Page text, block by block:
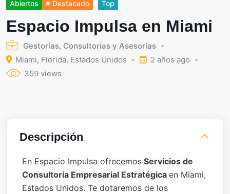
Abiertos Destacado Top
Espacio Impulsa en Miami
Gestorías, Consultorías y Asesorías
Miami, Florida, Estados Unidos
2 años ago
359 views
Descripción
En Espacio Impulsa ofrecemos Servicios de
Consultoría Empresarial Estratégica en Miami,
Estados Unidos. Te dotaremos de los